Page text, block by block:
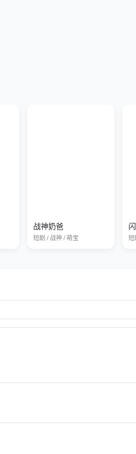
战神奶爸
短剧 / 战神 / 萌宝 短